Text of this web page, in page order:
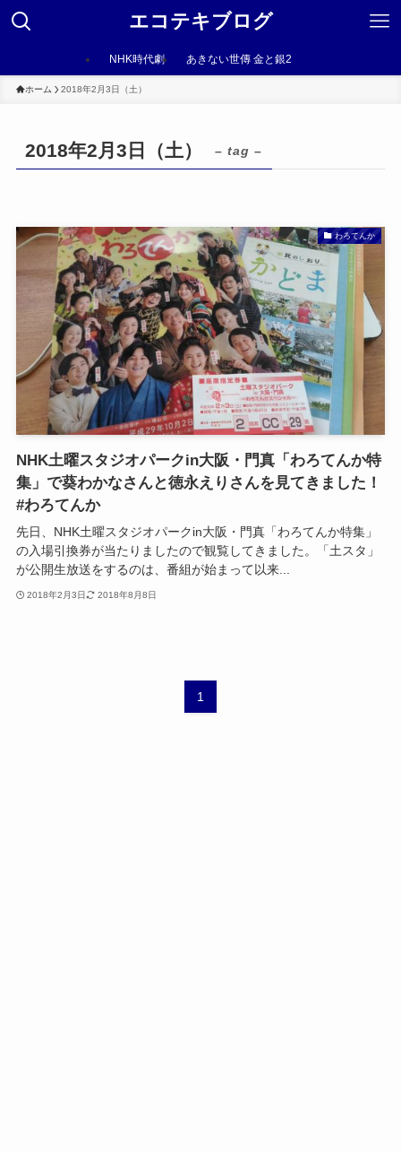
エコテキブログ
NHK時代劇 あきない世傳 金と銀2
ホーム 2018年2月3日（土）
2018年2月3日（土） – tag –
わろてんか
NHK土曜スタジオパークin大阪・門真「わろてんか特
集」で葵わかなさんと徳永えりさんを見てきました！
#わろてんか
先日、NHK土曜スタジオパークin大阪・門真「わろてんか特集」
の入場引換券が当たりましたので観覧してきました。「土スタ」
が公開生放送をするのは、番組が始まって以来...
2018年2月3日 2018年8月8日
1